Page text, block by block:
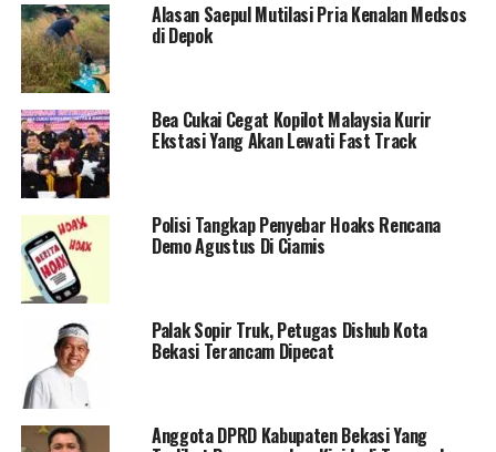
Alasan Saepul Mutilasi Pria Kenalan Medsos
di Depok
Bea Cukai Cegat Kopilot Malaysia Kurir
Ekstasi Yang Akan Lewati Fast Track
Polisi Tangkap Penyebar Hoaks Rencana
Demo Agustus Di Ciamis
Palak Sopir Truk, Petugas Dishub Kota
Bekasi Terancam Dipecat
Anggota DPRD Kabupaten Bekasi Yang